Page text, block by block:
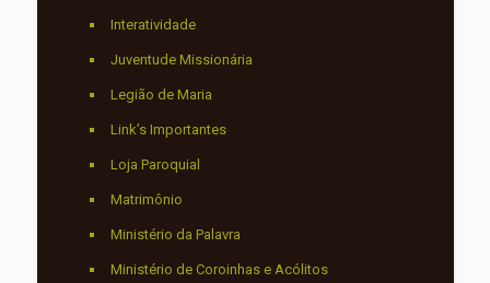
Interatividade
Juventude Missionária
Legião de Maria
Link’s Importantes
Loja Paroquial
Matrimônio
Ministério da Palavra
Ministério de Coroinhas e Acólitos